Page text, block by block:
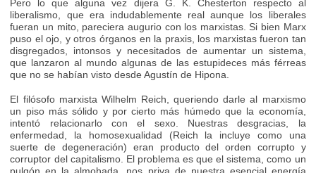
Pero lo que alguna vez dijera G. K. Chesterton respecto al
liberalismo, que era indudablemente real aunque los liberales
fueran un mito, pareciera augurio con los marxistas. Si bien Marx
puso el ojo, y otros órganos en la praxis, los marxistas fueron tan
disgregados, intonsos y necesitados de aumentar un sistema,
que lanzaron al mundo algunas de las estupideces más férreas
que no se habían visto desde Agustín de Hipona.
El filósofo marxista Wilhelm Reich, queriendo darle al marxismo
un piso más sólido y por cierto más húmedo que la economía,
intentó relacionarlo con el sexo. Nuestras desgracias, la
enfermedad, la homosexualidad (Reich la incluye como una
suerte de degeneración) eran producto del orden corrupto y
corruptor del capitalismo. El problema es que el sistema, como un
pulgón en la almohada, nos priva de nuestra esencial energía